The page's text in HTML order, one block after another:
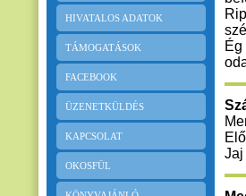
HIVATALOS ADATOK
TÁMOGATÁSOK
FACEBOOK
ÜZENETKÜLDÉS
KAPCSOLAT
OKOSFÜL
Ég
Jaj